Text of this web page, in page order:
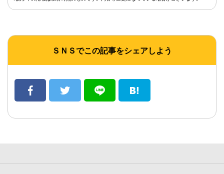
ＳＮＳでこの記事をシェアしよう